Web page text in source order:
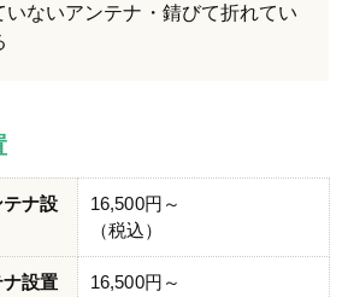
ないアンテナ・錆びて折れてい
ナ設
16,500円～
（税込）
設置
16,500円～